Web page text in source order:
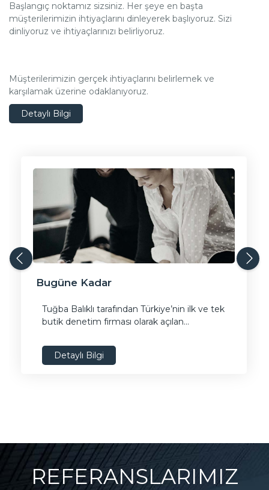
Başlangıç noktamız sizsiniz. Her şeye en başta
müşterilerimizin ihtiyaçlarını dinleyerek başlıyoruz. Sizi
dinliyoruz ve ihtiyaçlarınızı belirliyoruz.
Müşterilerimizin gerçek ihtiyaçlarını belirlemek ve
karşılamak üzerine odaklanıyoruz.
Detaylı Bilgi
Bugüne Kadar
Tuğba Balıklı tarafından Türkiye’nin ilk ve tek
butik denetim firması olarak açılan...
Detaylı Bilgi
REFERANSLARIMIZ